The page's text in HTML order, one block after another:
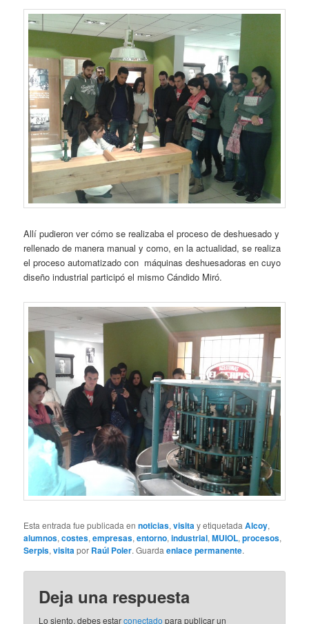
Allí pudieron ver cómo se realizaba el proceso de deshuesado y
rellenado de manera manual y como, en la actualidad, se realiza
el proceso automatizado con máquinas deshuesadoras en cuyo
diseño industrial participó el mismo Cándido Miró.
Esta entrada fue publicada ennoticias,visita y etiquetadaAlcoy,
alumnos,costes,empresas,entorno,industrial,MUIOL,procesos,
Serpis,visita por Raúl Poler. Guardaenlace permanente.
Deja una respuesta
Lo siento, debes estarconectado para publicar un